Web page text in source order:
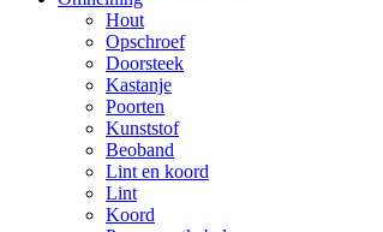
Hout
Opschroef
Doorsteek
Kastanje
Poorten
Kunststof
Beoband
Lint en koord
Lint
Koord